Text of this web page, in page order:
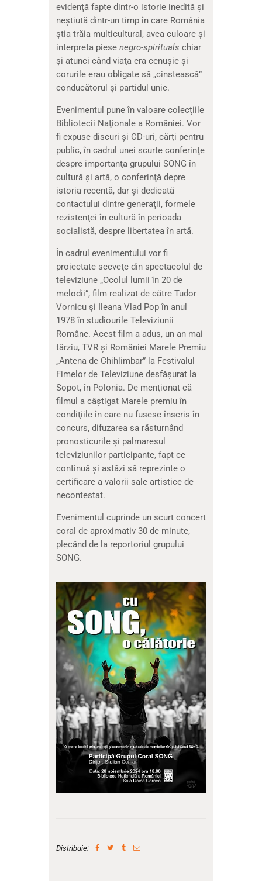
evidenţă fapte dintr-o istorie inedită şi
neştiută dintr-un timp în care România
ştia trăia multicultural, avea culoare şi
interpreta piese negro-spirituals chiar
şi atunci când viaţa era cenuşie şi
corurile erau obligate să „cinstească”
conducătorul şi partidul unic.
Evenimentul pune în valoare colecţiile
Bibliotecii Naţionale a României. Vor
fi expuse discuri şi CD-uri, cărţi pentru
public, în cadrul unei scurte conferinţe
despre importanţa grupului SONG în
cultură şi artă, o conferinţă depre
istoria recentă, dar şi dedicată
contactului dintre generaţii, formele
rezistenţei în cultură în perioada
socialistă, despre libertatea în artă.
În cadrul evenimentului vor fi
proiectate secveţe din spectacolul de
televiziune „Ocolul lumii în 20 de
melodii”, film realizat de către Tudor
Vornicu şi Ileana Vlad Pop în anul
1978 în studiourile Televiziunii
Române. Acest film a adus, un an mai
târziu, TVR şi României Marele Premiu
„Antena de Chihlimbar” la Festivalul
Fimelor de Televiziune desfăşurat la
Sopot, în Polonia. De menţionat că
filmul a câştigat Marele premiu în
condiţiile în care nu fusese înscris în
concurs, difuzarea sa răsturnând
pronosticurile şi palmaresul
televiziunilor participante, fapt ce
continuă şi astăzi să reprezinte o
certificare a valorii sale artistice de
necontestat.
Evenimentul cuprinde un scurt concert
coral de aproximativ 30 de minute,
plecând de la reportoriul grupului
SONG.
Distribuie: